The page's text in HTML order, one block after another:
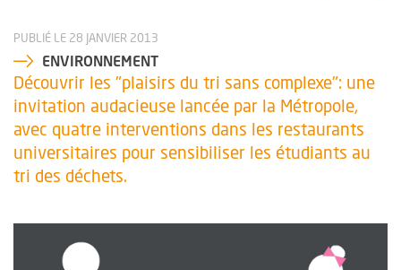
PUBLIÉ LE 28 JANVIER 2013
ENVIRONNEMENT
Découvrir les "plaisirs du tri sans complexe": une
invitation audacieuse lancée par la Métropole,
avec quatre interventions dans les restaurants
universitaires pour sensibiliser les étudiants au
tri des déchets.